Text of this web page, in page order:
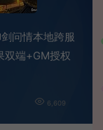
问情本地跨服
双端+GM授权
6,609